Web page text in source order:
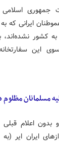
جمهوری
ایرانی که به
کشور نشده‌اند،
سوی این
مسلمانان مظلوم
بدون اعلام
ایران ایر